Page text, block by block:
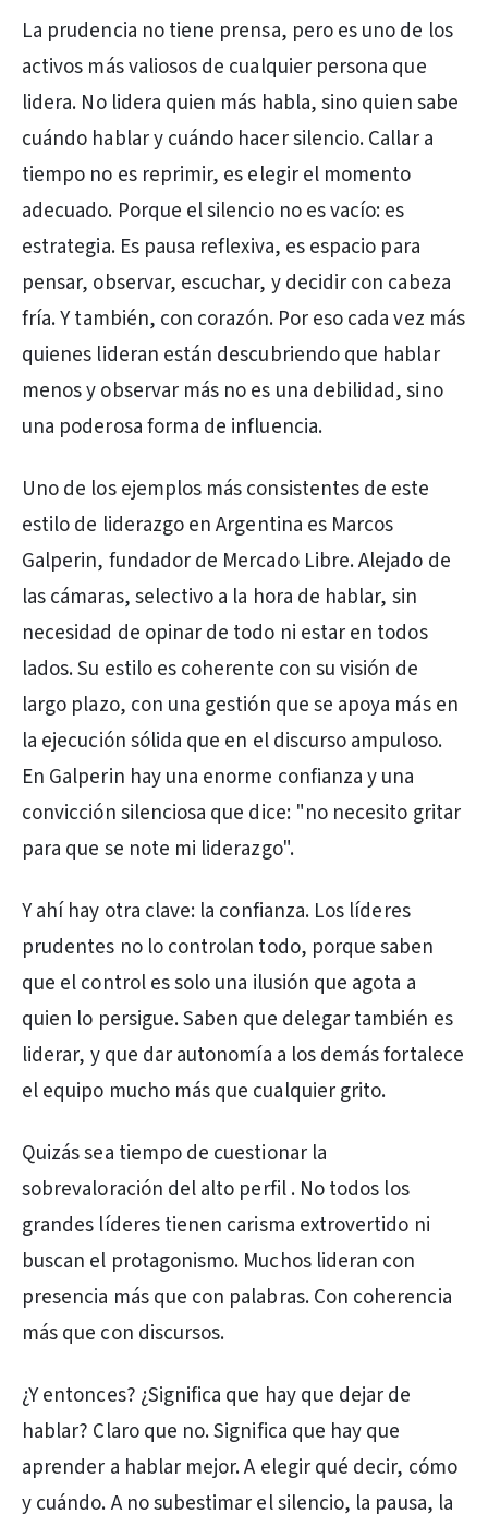
La prudencia no tiene prensa, pero es uno de los
activos más valiosos de cualquier persona que
lidera. No lidera quien más habla, sino quien sabe
cuándo hablar y cuándo hacer silencio. Callar a
tiempo no es reprimir, es elegir el momento
adecuado. Porque el silencio no es vacío: es
estrategia. Es pausa reflexiva, es espacio para
pensar, observar, escuchar, y decidir con cabeza
fría. Y también, con corazón. Por eso cada vez más
quienes lideran están descubriendo que hablar
menos y observar más no es una debilidad, sino
una poderosa forma de influencia.
Uno de los ejemplos más consistentes de este
estilo de liderazgo en Argentina es Marcos
Galperin, fundador de Mercado Libre. Alejado de
las cámaras, selectivo a la hora de hablar, sin
necesidad de opinar de todo ni estar en todos
lados. Su estilo es coherente con su visión de
largo plazo, con una gestión que se apoya más en
la ejecución sólida que en el discurso ampuloso.
En Galperin hay una enorme confianza y una
convicción silenciosa que dice: "no necesito gritar
para que se note mi liderazgo".
Y ahí hay otra clave: la confianza. Los líderes
prudentes no lo controlan todo, porque saben
que el control es solo una ilusión que agota a
quien lo persigue. Saben que delegar también es
liderar, y que dar autonomía a los demás fortalece
el equipo mucho más que cualquier grito.
Quizás sea tiempo de cuestionar la
sobrevaloración del alto perfil . No todos los
grandes líderes tienen carisma extrovertido ni
buscan el protagonismo. Muchos lideran con
presencia más que con palabras. Con coherencia
más que con discursos.
¿Y entonces? ¿Significa que hay que dejar de
hablar? Claro que no. Significa que hay que
aprender a hablar mejor. A elegir qué decir, cómo
y cuándo. A no subestimar el silencio, la pausa, la